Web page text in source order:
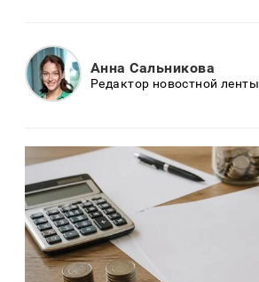
Анна Сальникова
Редактор новостной ленты